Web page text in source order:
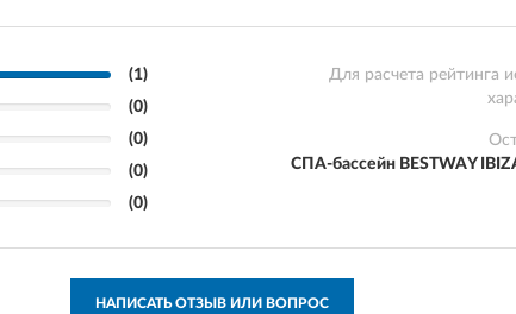
(1)
(0)
(0)
(0)
(0)
Для расчета рейтинга
СПА-бассейн BESTWAY
НАПИСАТЬ ОТЗЫВ ИЛИ ВОПРОС